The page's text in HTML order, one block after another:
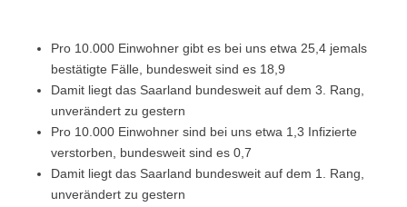
Pro 10.000 Einwohner gibt es bei uns etwa 25,4 jemals
bestätigte Fälle, bundesweit sind es 18,9
Damit liegt das Saarland bundesweit auf dem 3. Rang,
unverändert zu gestern
Pro 10.000 Einwohner sind bei uns etwa 1,3 Infizierte
verstorben, bundesweit sind es 0,7
Damit liegt das Saarland bundesweit auf dem 1. Rang,
unverändert zu gestern